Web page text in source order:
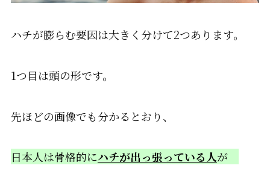
ハチが膨らむ要因は大きく分けて2つあります。
1つ目は頭の形です。
先ほどの画像でも分かるとおり、
日本人は骨格的にハチが出っ張っている人が